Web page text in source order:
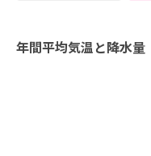
年間平均気温と降水量